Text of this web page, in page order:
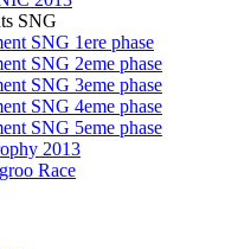
SNG
SNG 1ere phase
SNG 2eme phase
SNG 3eme phase
SNG 4eme phase
SNG 5eme phase
2013
Race